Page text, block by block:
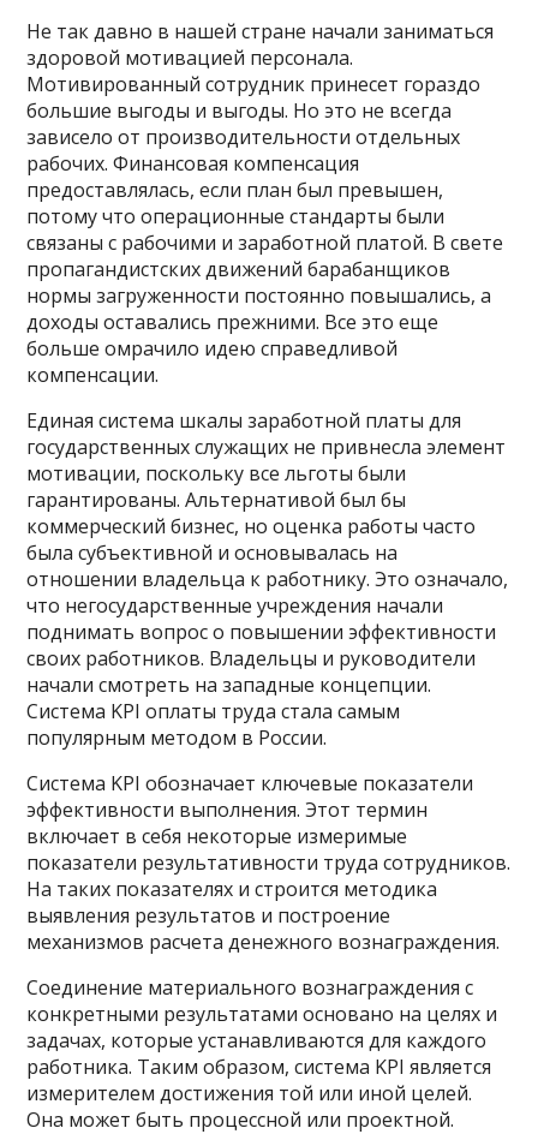
Не так давно в нашей стране начали заниматься
здоровой мотивацией персонала.
Мотивированный сотрудник принесет гораздо
большие выгоды и выгоды. Но это не всегда
зависело от производительности отдельных
рабочих. Финансовая компенсация
предоставлялась, если план был превышен,
потому что операционные стандарты были
связаны с рабочими и заработной платой. В свете
пропагандистских движений барабанщиков
нормы загруженности постоянно повышались, а
доходы оставались прежними. Все это еще
больше омрачило идею справедливой
компенсации.
Единая система шкалы заработной платы для
государственных служащих не привнесла элемент
мотивации, поскольку все льготы были
гарантированы. Альтернативой был бы
коммерческий бизнес, но оценка работы часто
была субъективной и основывалась на
отношении владельца к работнику. Это означало,
что негосударственные учреждения начали
поднимать вопрос о повышении эффективности
своих работников. Владельцы и руководители
начали смотреть на западные концепции.
Система KPI оплаты труда стала самым
популярным методом в России.
Система KPI обозначает ключевые показатели
эффективности выполнения. Этот термин
включает в себя некоторые измеримые
показатели результативности труда сотрудников.
На таких показателях и строится методика
выявления результатов и построение
механизмов расчета денежного вознаграждения.
Соединение материального вознаграждения с
конкретными результатами основано на целях и
задачах, которые устанавливаются для каждого
работника. Таким образом, система KPI является
измерителем достижения той или иной целей.
Она может быть процессной или проектной.